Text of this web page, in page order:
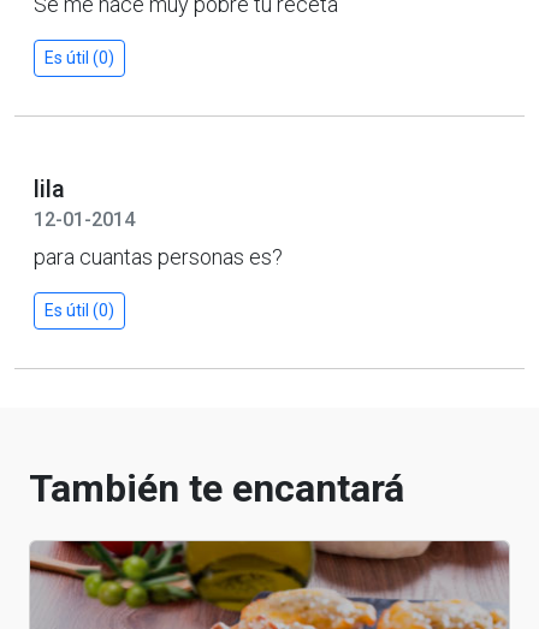
Es útil (0)
lila
12-01-2014
para cuantas personas es?
Es útil (0)
También te encantará